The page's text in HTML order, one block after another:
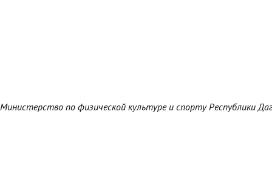
Министерство по физической культуре и спорту Республики